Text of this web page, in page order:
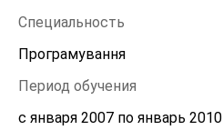
Специальность
Програмування
Период обучения
с января 2007 по январь 2010